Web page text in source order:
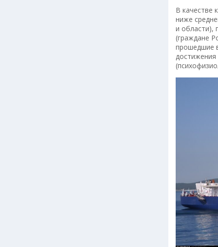
В качестве
ниже
и области),
(граждане
прошедшие
достижения